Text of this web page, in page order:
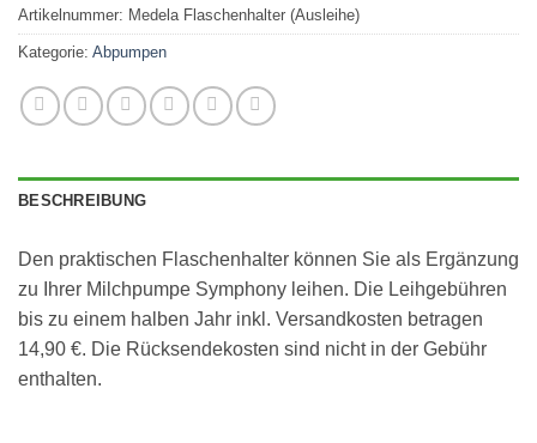
Artikelnummer: Medela Flaschenhalter (Ausleihe)
Kategorie: Abpumpen
BESCHREIBUNG
Den praktischen Flaschenhalter können Sie als Ergänzung
zu Ihrer Milchpumpe Symphony leihen. Die Leihgebühren
bis zu einem halben Jahr inkl. Versandkosten betragen
14,90 €. Die Rücksendekosten sind nicht in der Gebühr
enthalten.